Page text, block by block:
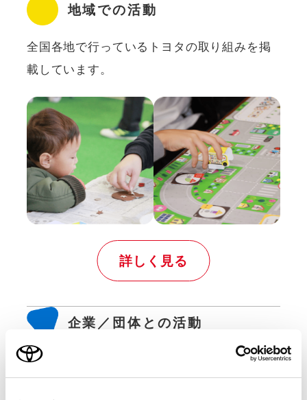
地域での活動
全国各地で⾏っているトヨタの取り組みを掲
載しています。
詳しく見る
企業／団体との活動
⼦ども達の成⻑を⽀援する仲間と⼀緒に⾏っ
てい